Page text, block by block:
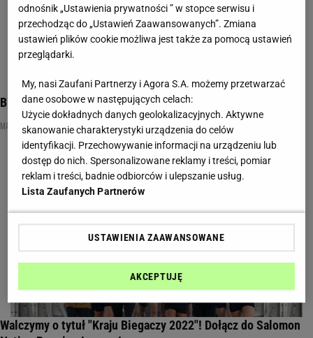
Bieganie zimą. Jak się odpowiednio ubrać?
MATERIAŁ PROMOCYJNY PR
Walczymy o tytuł "Kraju Biegaczy 2022"! Dołącz do Salomon
odnośnik „Ustawienia prywatności ” w stopce serwisu i
przechodząc do „Ustawień Zaawansowanych”. Zmiana
ustawień plików cookie możliwa jest także za pomocą ustawień
przeglądarki.
My, nasi Zaufani Partnerzy i Agora S.A. możemy przetwarzać
dane osobowe w następujących celach:
Użycie dokładnych danych geolokalizacyjnych. Aktywne
skanowanie charakterystyki urządzenia do celów
identyfikacji. Przechowywanie informacji na urządzeniu lub
dostęp do nich. Spersonalizowane reklamy i treści, pomiar
reklam i treści, badnie odbiorców i ulepszanie usług.
Lista Zaufanych Partnerów
USTAWIENIA ZAAWANSOWANE
AKCEPTUJĘ